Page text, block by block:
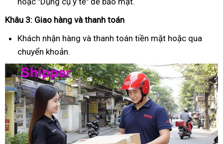
Khâu 3: Giao hàng và thanh toán
Khách nhận hàng và thanh toán tiền mặt hoặc qua
chuyển khoản.